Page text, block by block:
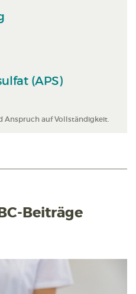
(APS)
Anspruch auf Vollständigkeit.
Beiträge